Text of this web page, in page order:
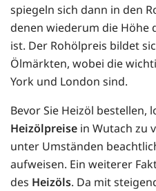
spiegeln sich dann in den
denen wiederum die Höhe
ist. Der Rohölpreis bildet
Ölmärkten, wobei die
York und London sind.
Bevor Sie Heizöl bestellen,
Heizölpreise in Wutach zu
unter Umständen
aufweisen. Ein weiterer
des Heizöls. Da mit